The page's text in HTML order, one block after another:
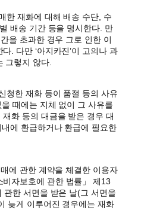
한 재화에 대해 배송 수단, 수
배송 기간 등을 명시한다. 만
을 초과한 경우 그로 인한 이
. 다만 ‘아지카진’이 고의나 과
그렇지 않다.
청한 재화 등이 품절 등의 사유
때에는 지체 없이 그 사유를
화 등의 대금을 받은 경우 대
에 환급하거나 환급에 필요한
에 관한 계약을 체결한 이용자
자보호에 관한 법률」 제13
관한 서면을 받은 날(그 서면을
늦게 이루어진 경우에는 재화